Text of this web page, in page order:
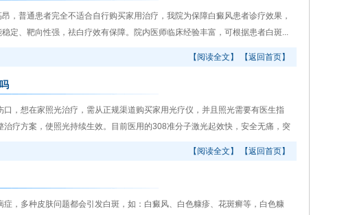
普通患者完全不适合自行购买家用治疗，我院为保障白癜风患者诊疗效果，
定、靶向性强，祛白疗效有保障。院内医师临床经验丰富，可根据患者白斑...
【阅读全文】 【返回首页】
想在家照光治疗，需从正规渠道购买家用光疗仪，并且照光需要有医生指
疗方案，使照光持续生效。目前医用的308准分子激光起效快，安全无痛，突
【阅读全文】 【返回首页】
多种皮肤问题都会引发白斑，如：白癜风、白色糠疹、花斑癣等，白色糠